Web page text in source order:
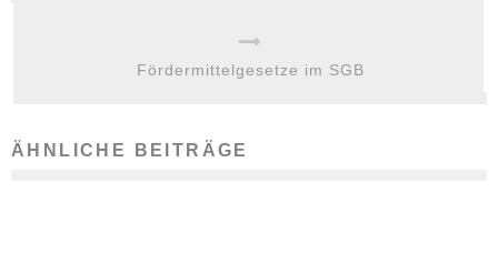
Fördermittelgesetze im SGB
ÄHNLICHE BEITRÄGE